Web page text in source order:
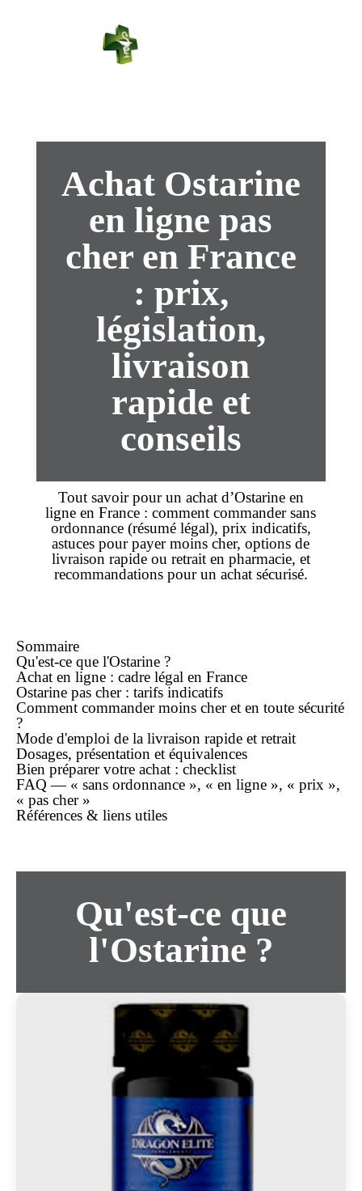
Achat Ostarine
en ligne pas
cher en France
: prix,
législation,
livraison
rapide et
conseils
Tout savoir pour un achatd’Ostarine en
ligne en France : commentcommander sans
ordonnance(résumé légal), prix indicatifs,
astuces pour payermoins cher, options de
livraison rapideou retrait en pharmacie, et
recommandations pour un achatsécurisé.
Sommaire
Qu'est-ce que l'Ostarine ?
Achat en ligne : cadre légal en France
Ostarine pas cher : tarifs indicatifs
Comment commandermoins cher et en toute sécurité
?
Mode d'emploi de la livraison rapide et retrait
Dosages, présentation et équivalences
Bien préparer votre achat : checklist
FAQ — « sans ordonnance », « en ligne », « prix »,
« pas cher »
Références & liens utiles
Qu'est-ce que
l'Ostarine ?